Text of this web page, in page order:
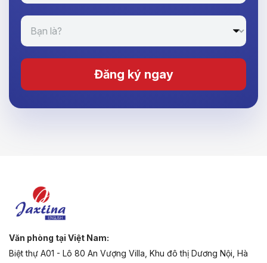
Đăng ký ngay
Văn phòng tại Việt Nam:
Biệt thự A01 - Lô 80 An Vượng Villa, Khu đô thị Dương Nội, Hà